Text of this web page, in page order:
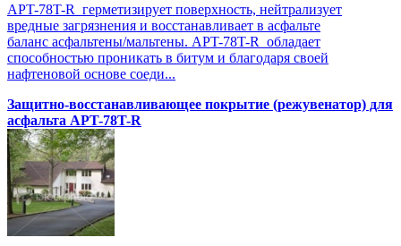
APT-78T-R герметизирует поверхность, нейтрализует
вредные загрязнения и восстанавливает в асфальте
баланс асфальтены/мальтены. APT-78T-R обладает
способностью проникать в битум и благодаря своей
нафтеновой основе соеди...
Защитно-восстанавливающее покрытие (режувенатор) для
асфальта APT-78T-R